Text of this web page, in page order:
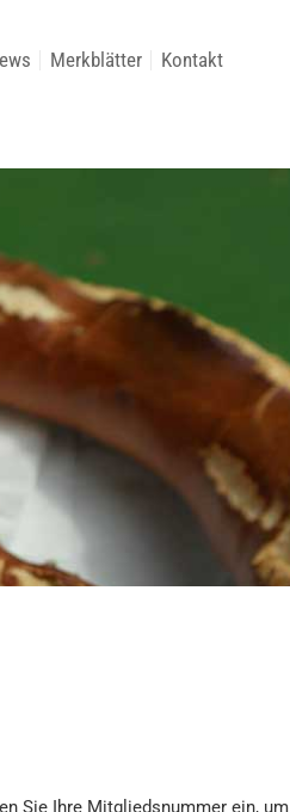
Merkblätter Kontakt
Sie Ihre Mitgliedsnummer ein, um